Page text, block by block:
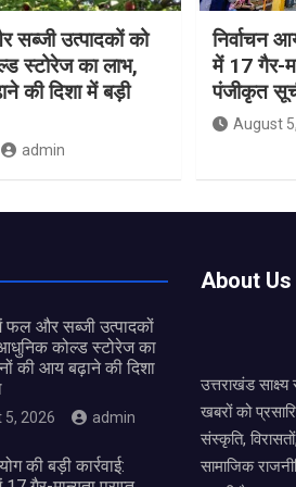
उत्पादकों को
स्टोरेज का लाभ,
की दिशा में बड़ी
admin
निर्वाचन
में 17 गैर-
पंजीकृत
August
फल और सब्जी उत्पादकों
कोल्ड स्टोरेज का
की आय बढ़ाने की दिशा
5, 2026 admin
की बड़ी कार्रवाई:
About Us
उत्तराखंड
खबरों को
संस्कृति,
सामाजिक